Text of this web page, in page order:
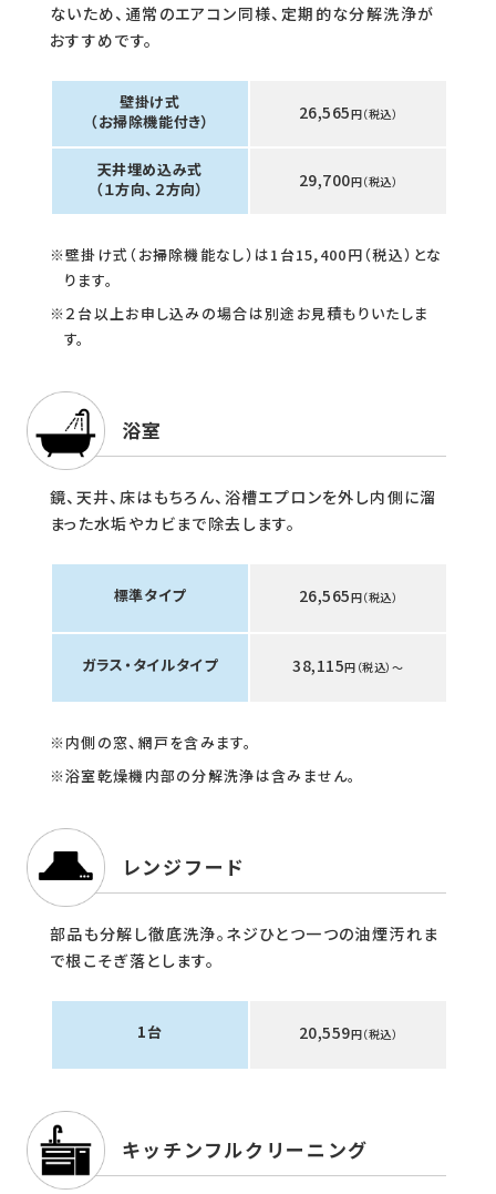
ないため、通常のエアコン同様、定期的な分解洗浄が
おすすめです。
壁掛け式
（お掃除機能付き）
26,565円（税込）
天井埋め込み式
（１方向、２方向）
29,700円（税込）
※壁掛け式（お掃除機能なし）は1台15,400円（税込）とな
ります。
※２台以上お申し込みの場合は別途お見積もりいたしま
す。
浴室
鏡、天井、床はもちろん、浴槽エプロンを外し内側に溜
まった水垢やカビまで除去します。
標準タイプ 26,565円（税込）
ガラス・タイルタイプ 38,115円（税込）〜
※内側の窓、網戸を含みます。
※浴室乾燥機内部の分解洗浄は含みません。
レンジフード
部品も分解し徹底洗浄。ネジひとつ一つの油煙汚れま
で根こそぎ落とします。
1台 20,559円（税込）
キッチンフルクリーニング